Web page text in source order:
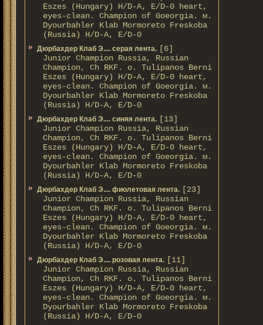
Eszes (Hungary) H/D-A, E/D-0 heart,
eyes-clean. Champion of Gоeorgia. м.
Dyourbahler Klab Mormoreto Freskoba
(Russia) H/D-А, E/D-0
Дюрбахдер Клаб Э.... серая лента. [6]
Junior Champion Russia, Russian
Champion, Ch RKF. о. Tulipanos Berni
Eszes (Hungary) H/D-A, E/D-0 heart,
eyes-clean. Champion of Gоeorgia. м.
Dyourbahler Klab Mormoreto Freskoba
(Russia) H/D-А, E/D-0
Дюрбахдер Клаб Э.... синяя лента. [13]
Junior Champion Russia, Russian
Champion, Ch RKF. о. Tulipanos Berni
Eszes (Hungary) H/D-A, E/D-0 heart,
eyes-clean. Champion of Gоeorgia. м.
Dyourbahler Klab Mormoreto Freskoba
(Russia) H/D-А, E/D-0
Дюрбахдер Клаб Э.... фиолетовая лента. [23]
Junior Champion Russia, Russian
Champion, Ch RKF. о. Tulipanos Berni
Eszes (Hungary) H/D-A, E/D-0 heart,
eyes-clean. Champion of Gоeorgia. м.
Dyourbahler Klab Mormoreto Freskoba
(Russia) H/D-А, E/D-0
Дюрбахдер Клаб Э.... розовая лента. [11]
Junior Champion Russia, Russian
Champion, Ch RKF. о. Tulipanos Berni
Eszes (Hungary) H/D-A, E/D-0 heart,
eyes-clean. Champion of Gоeorgia. м.
Dyourbahler Klab Mormoreto Freskoba
(Russia) H/D-А, E/D-0